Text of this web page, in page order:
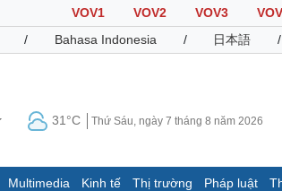
VOV1 VOV2 VOV3
/ Bahasa Indonesia / 日本語 /
31°C Thứ Sáu, ngày 7 tháng 8 năm 2026
Multimedia Kinh tế Thị trường Pháp luật